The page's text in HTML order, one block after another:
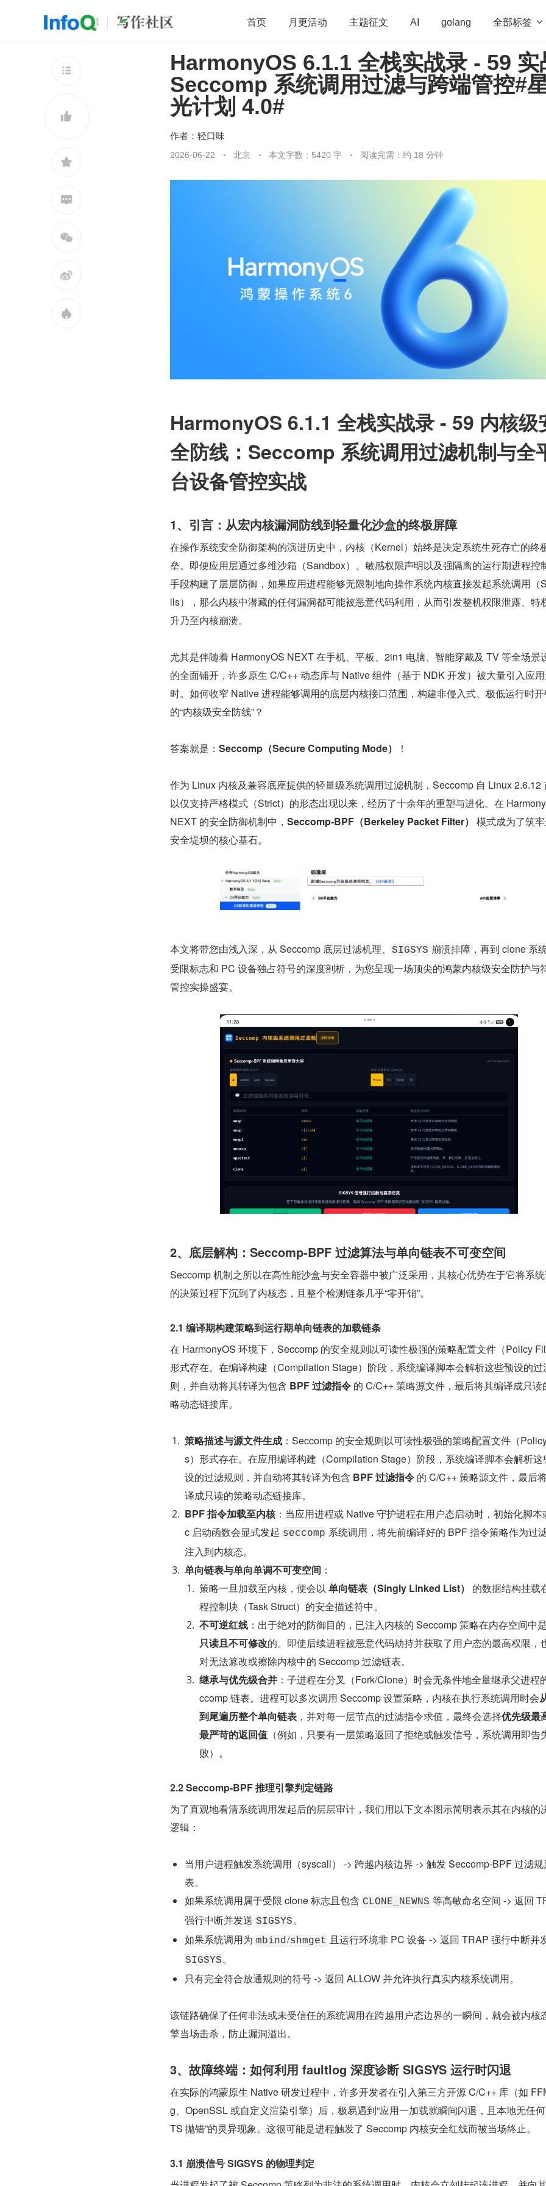
首页 月更活动 主题征文 AI golang 全部标签 
开源 架构 OpenHarmony 算法 学习方法 Web3.0 高
团队管理 程序员 运维 深度思考 低代码 redis
查看更多







HarmonyOS 6.1.1 全栈实战录 - 59 实
Seccomp 系统调用过滤与跨端管控#
光计划 4.0#
作者： 轻口味
2026-06-22 北京 本文字数：5420 字 阅读完需：约 18 分钟
HarmonyOS 6.1.1 全栈实战录 - 59 内核级
全防线：Seccomp 系统调用过滤机制与全
台设备管控实战
1、引言：从宏内核漏洞防线到轻量化沙盒的终极屏障
在操作系统安全防御架构的演进历史中，内核（Kernel）始终是决定系统生死存亡的终
垒。即便应用层通过多维沙箱（Sandbox）、敏感权限声明以及强隔离的运行期进程控
手段构建了层层防御，如果应用进程能够无限制地向操作系统内核直接发起系统调用（
lls），那么内核中潜藏的任何漏洞都可能被恶意代码利用，从而引发整机权限泄露、特
升乃至内核崩溃。
尤其是伴随着 HarmonyOS NEXT 在手机、平板、2in1 电脑、智能穿戴及 TV 等全场景
的全面铺开，许多原生 C/C++ 动态库与 Native 组件（基于 NDK 开发）被大量引入应
时。如何收窄 Native 进程能够调用的底层内核接口范围，构建非侵入式、极低运行时
的“内核级安全防线”？
答案就是： Seccomp（Secure Computing Mode） ！
作为 Linux 内核及兼容底座提供的轻量级系统调用过滤机制，Seccomp 自 Linux 2.6.12
以仅支持严格模式（Strict）的形态出现以来，经历了十余年的重塑与进化。在
NEXT 的安全防御机制中， Seccomp-BPF（Berkeley Packet Filter） 模式成为了筑
安全堤坝的核心基石。
本文将带您由浅入深，从 Seccomp 底层过滤机理、 SIGSYS 崩溃排障，再到 clone 系
受限标志和 PC 设备独占符号的深度剖析，为您呈现一场顶尖的鸿蒙内核级安全防护与
管控实操盛宴。
2、底层解构：Seccomp-BPF 过滤算法与单向链表不可变空间
Seccomp 机制之所以在高性能沙盒与安全容器中被广泛采用，其核心优势在于它将系
的决策过程下沉到了内核态，且整个检测链条几乎“零开销”。
2.1 编译期构建策略到运行期单向链表的加载链条
在 HarmonyOS 环境下，Seccomp 的安全规则以可读性极强的策略配置文件（Policy
形式存在。在编译构建（Compilation Stage）阶段，系统编译脚本会解析这些预设的过
则，并自动将其转译为包含 BPF 过滤指令 的 C/C++ 策略源文件，最后将其编译成只读
略动态链接库。
策略描述与源文件生成 ：Seccomp 的安全规则以可读性极强的策略配置文件（
s）形式存在。在应用编译构建（Compilation Stage）阶段，系统编译脚本会解析这
设的过滤规则，并自动将其转译为包含 BPF 过滤指令 的 C/C++ 策略源文件，最后
译成只读的策略动态链接库。
BPF 指令加载至内核：当应用进程或 Native 守护进程在用户态启动时，初始化脚本
c 启动函数会显式发起 seccomp 系统调用，将先前编译好的 BPF 指令策略作为过
注入到内核态。
单向链表与单向单调不可变空间 ：
策略一旦加载至内核，便会以 单向链表（Singly Linked List）
的数据结构挂载
程控制块（Task Struct）的安全描述符中。
不可逆红线 ：出于绝对的防御目的，已注入内核的 Seccomp 策略在内存空间中是
只读且不可修改的。即使后续进程被恶意代码劫持并获取了用户态的最高权限，
对无法篡改或擦除内核中的 Seccomp 过滤链表。
继承与优先级合并 ：子进程在分叉（Fork/Clone）时会无条件地全量继承父进程
ccomp 链表。进程可以多次调用 Seccomp 设置策略，内核在执行系统调用时会
到尾遍历整个单向链表 ，并对每一层节点的过滤指令求值，最终会选择优先级最
最严苛的返回值 （例如，只要有一层策略返回了拒绝或触发信号，系统调用即告
败）。
2.2 Seccomp-BPF 推理引擎判定链路
为了直观地看清系统调用发起后的层层审计，我们用以下文本图示简明表示其在内核的
逻辑：
当用户进程触发系统调用（syscall） -> 跨越内核边界 -> 触发 Seccomp-BPF 过滤
表。
如果系统调用属于受限 clone 标志且包含 CLONE_NEWNS 等高敏命名空间 -> 返回
强行中断并发送 SIGSYS。
如果系统调用为 mbind/shmget
SIGSYS。
只有完全符合放通规则的符号 -> 返回 ALLOW 并允许执行真实内核系统调用。
该链路确保了任何非法或未受信任的系统调用在跨越用户态边界的一瞬间，就会被内核
擎当场击杀，防止漏洞溢出。
3、故障终端：如何利用 faultlog 深度诊断 SIGSYS 运行时闪退
在实际的鸿蒙原生 Native 研发过程中，许多开发者在引入第三方开源 C/C++ 库（如
g、OpenSSL 或自定义渲染引擎）后，极易遇到“应用一加载就瞬间闪退，且本地无任
TS 抛错”的灵异现象。这很可能是进程触发了 Seccomp 内核安全红线而被当场终止。
3.1 崩溃信号 SIGSYS 的物理判定